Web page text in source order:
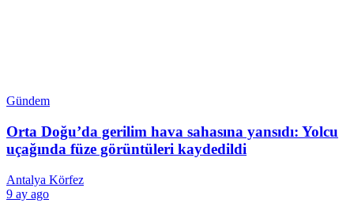
Gündem
Orta Doğu’da gerilim hava sahasına yansıdı: Yolcu
uçağında füze görüntüleri kaydedildi
Antalya Körfez
9 ay ago